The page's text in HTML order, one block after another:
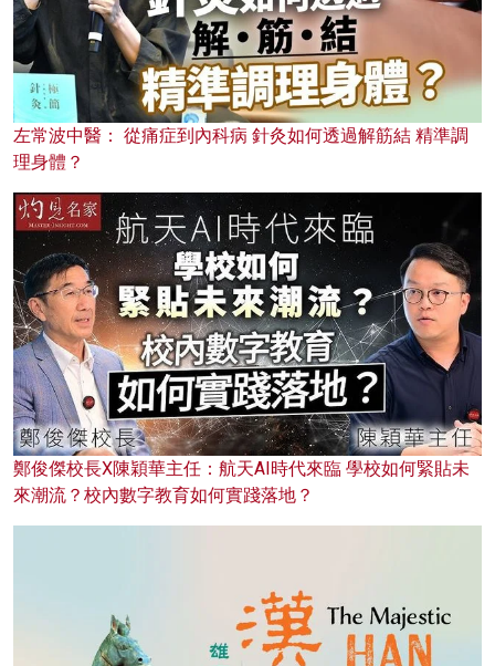
左常波中醫： 從痛症到內科病 針灸如何透過解筋結 精準調
理身體？
鄭俊傑校長X陳穎華主任：航天AI時代來臨 學校如何緊貼未
來潮流？校內數字教育如何實踐落地？